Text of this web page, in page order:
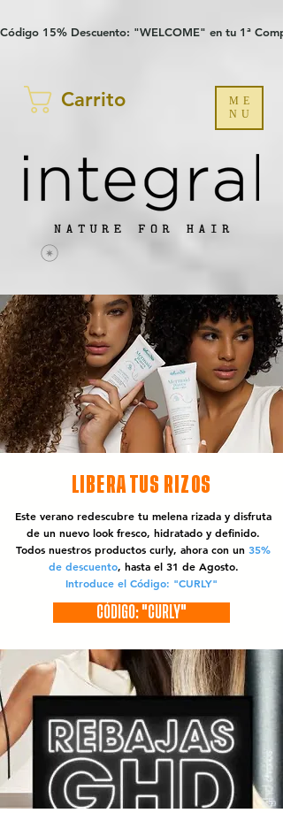
Código 15% Descuento: "WELCOME" en tu 1ª
Carrito
ME
NU
LIBERA TUS RIZOS
Este verano redescubre tu melena rizada y disfruta
de un nuevo look fresco, hidratado y definido.
Todos nuestros productos curly, ahora con un 35%
de descuento, hasta el 31 de Agosto.
Introduce el Código: "CURLY"
CÓDIGO: "CURLY"